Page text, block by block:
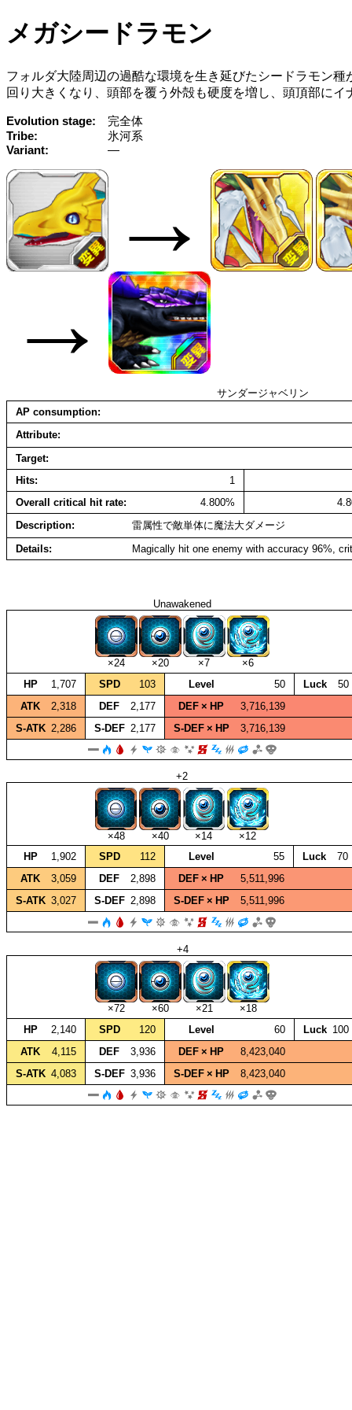
メガシードラモン
フォルダ大陸周辺の過酷な環境を生き延びたシードラモン
回り大きくなり、頭部を覆う外殻も硬度を増し、頭頂部に
Evolution stage
完全体
Tribe
氷河系
Variant
—
→
→
サンダージャベリン
AP consumption
Attribute
Target
Hits
1
Overall critical hit rate
4.800%
Description
雷属性で敵単体に魔法大ダメージ
Details
Magically hit one enemy with accuracy 96%,
Unawakened
×24 ×20 ×7
×6
HP
1,707 SPD 103 Level 50 Luck
50
ATK
2,318 DEF 2,177 DEF × HP
3,716,139
S‑ATK 2,286 S‑DEF 2,177 S‑DEF × HP 3,716,139
+2
×48 ×40 ×14
×12
HP
1,902 SPD 112 Level 55 Luck
70
ATK
3,059 DEF 2,898 DEF × HP
5,511,996
S‑ATK 3,027 S‑DEF 2,898 S‑DEF × HP 5,511,996
+4
×72 ×60 ×21
×18
HP
2,140 SPD 120 Level 60 Luck 100
ATK
4,115 DEF 3,936 DEF × HP
8,423,040
S‑ATK 4,083 S‑DEF 3,936 S‑DEF × HP 8,423,040